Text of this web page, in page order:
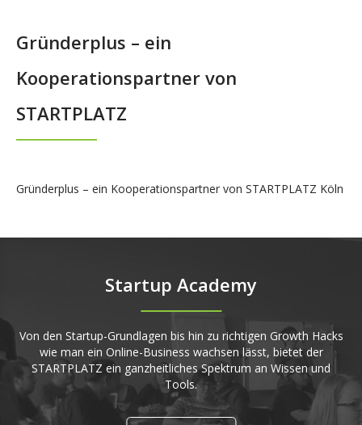
Gründerplus – ein
Kooperationspartner von
STARTPLATZ
Gründerplus – ein Kooperationspartner von STARTPLATZ Köln
Startup Academy
Von den Startup-Grundlagen bis hin zu richtigen Growth Hacks
wie man ein Online-Business wachsen lässt, bietet der
STARTPLATZ ein ganzheitliches Spektrum an Wissen und
Tools.